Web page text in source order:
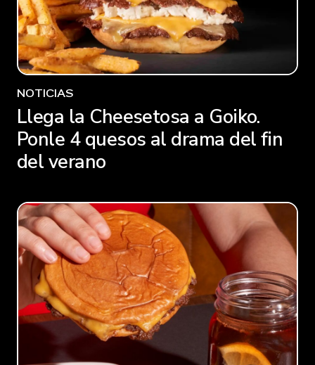
NOTICIAS
Llega la Cheesetosa a Goiko.
Ponle 4 quesos al drama del fin
del verano